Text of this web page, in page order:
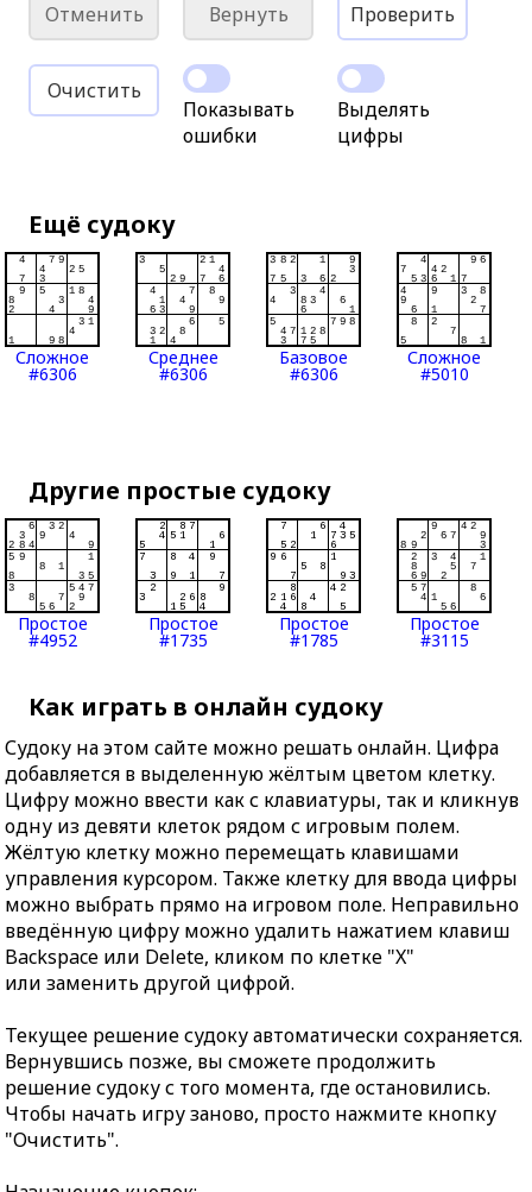
Отменить Вернуть Проверить
Очистить
Показывать
ошибки
Выделять
цифры
Ещё судоку
Сложное
#6306
Среднее
#6306
Базовое
#6306
Сложное
#5010
Другие простые судоку
Простое
#4952
Простое
#1735
Простое
#1785
Простое
#3115
Как играть в онлайн судоку
Судоку на этом сайте можно решать онлайн. Цифра
добавляется в выделенную жёлтым цветом клетку.
Цифру можно ввести как с клавиатуры, так и кликнув
одну из девяти клеток рядом с игровым полем.
Жёлтую клетку можно перемещать клавишами
управления курсором. Также клетку для ввода цифры
можно выбрать прямо на игровом поле. Неправильно
введённую цифру можно удалить нажатием клавиш
Backspace или Delete, кликом по клетке "X"
или заменить другой цифрой.
Текущее решение судоку автоматически сохраняется.
Вернувшись позже, вы сможете продолжить
решение судоку с того момента, где остановились.
Чтобы начать игру заново, просто нажмите кнопку
"Очистить".